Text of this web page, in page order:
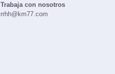
Trabaja con nosotros
rrhh@km77.com